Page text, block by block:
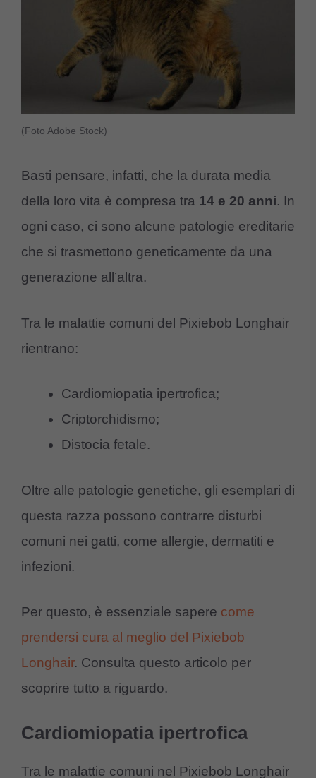
(Foto Adobe Stock)
Basti pensare, infatti, che la durata media
della loro vita è compresa tra 14 e 20 anni. In
ogni caso, ci sono alcune patologie ereditarie
che si trasmettono geneticamente da una
generazione all’altra.
Tra le malattie comuni del Pixiebob Longhair
rientrano:
Cardiomiopatia ipertrofica;
Criptorchidismo;
Distocia fetale.
Oltre alle patologie genetiche, gli esemplari di
questa razza possono contrarre disturbi
comuni nei gatti, come allergie, dermatiti e
infezioni.
Per questo, è essenziale sapere come
prendersi cura al meglio del Pixiebob
Longhair. Consulta questo articolo per
scoprire tutto a riguardo.
Cardiomiopatia ipertrofica
Tra le malattie comuni nel Pixiebob Longhair